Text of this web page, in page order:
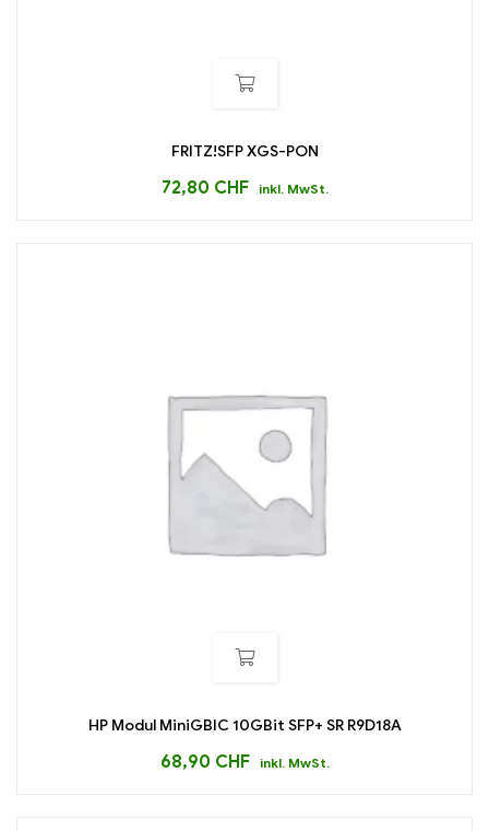
FRITZ!SFP XGS-PON
72,80 CHF inkl. MwSt.
HP Modul MiniGBIC 10GBit SFP+ SR R9D18A
68,90 CHF inkl. MwSt.